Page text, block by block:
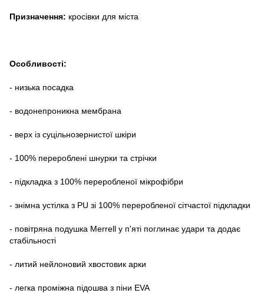
Призначення: кросівки для міста
Особливості:
- низька посадка
- водонепроникна мембрана
- верх із суцільнозернистої шкіри
- 100% перероблені шнурки та стрічки
- підкладка з 100% переробленої мікрофібри
- знімна устілка з PU зі 100% переробленої сітчастої підкладки
- повітряна подушка Merrell у п'яті поглинає удари та додає
стабільності
- литий нейлоновий хвостовик арки
- легка проміжна підошва з піни EVA